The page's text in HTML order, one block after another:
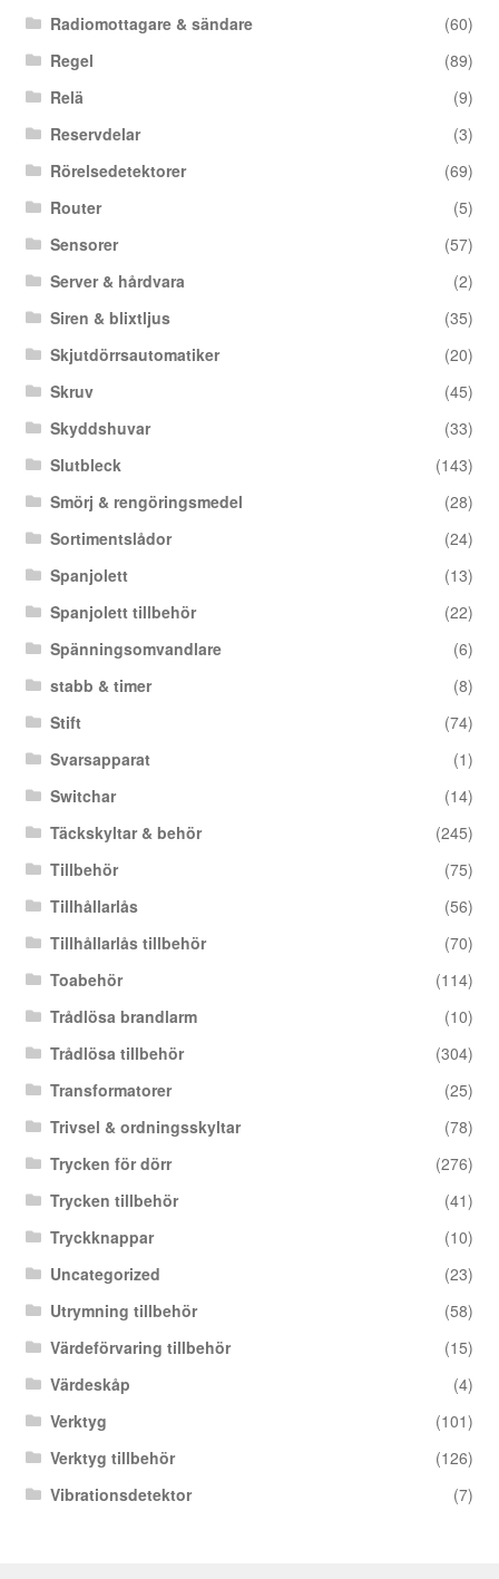
Radiomottagare & sändare
(60)
Regel
(89)
Relä
(9)
Reservdelar
(3)
Rörelsedetektorer
(69)
Router
(5)
Sensorer
(57)
Server & hårdvara
(2)
Siren & blixtljus
(35)
Skjutdörrsautomatiker
(20)
Skruv
(45)
Skyddshuvar
(33)
Slutbleck
(143)
Smörj & rengöringsmedel
(28)
Sortimentslådor
(24)
Spanjolett
(13)
Spanjolett tillbehör
(22)
Spänningsomvandlare
(6)
stabb & timer
(8)
Stift
(74)
Svarsapparat
(1)
Switchar
(14)
Täckskyltar & behör
(245)
Tillbehör
(75)
Tillhållarlås
(56)
Tillhållarlås tillbehör
(70)
Toabehör
(114)
Trådlösa brandlarm
(10)
Trådlösa tillbehör
(304)
Transformatorer
(25)
Trivsel & ordningsskyltar
(78)
Trycken för dörr
(276)
Trycken tillbehör
(41)
Tryckknappar
(10)
Uncategorized
(23)
Utrymning tillbehör
(58)
Värdeförvaring tillbehör
(15)
Värdeskåp
(4)
Verktyg
(101)
Verktyg tillbehör
(126)
Vibrationsdetektor
(7)